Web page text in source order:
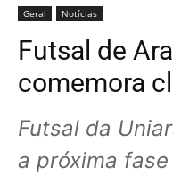
Geral Notícias
Futsal de
comemora
Futsal da
a próxima fase